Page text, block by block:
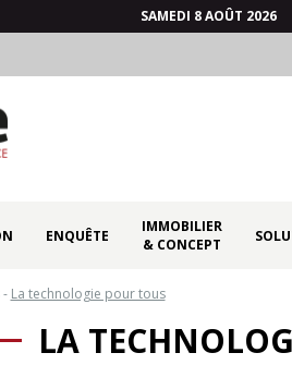
SAMEDI 8 AOÛT 2026
ENQUÊTE
IMMOBILIER
& CONCEPT
- La technologie pour tous
LA